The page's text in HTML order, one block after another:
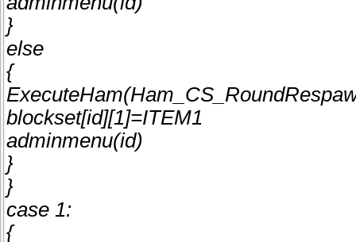
}
else
{
blockset[id][1]=ITEM1
adminmenu(id)
}
}
case 1:
{